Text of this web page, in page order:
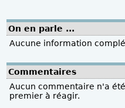
On en parle ...
Aucune information
Commentaires
Aucun commentaire n'a
premier à réagir.